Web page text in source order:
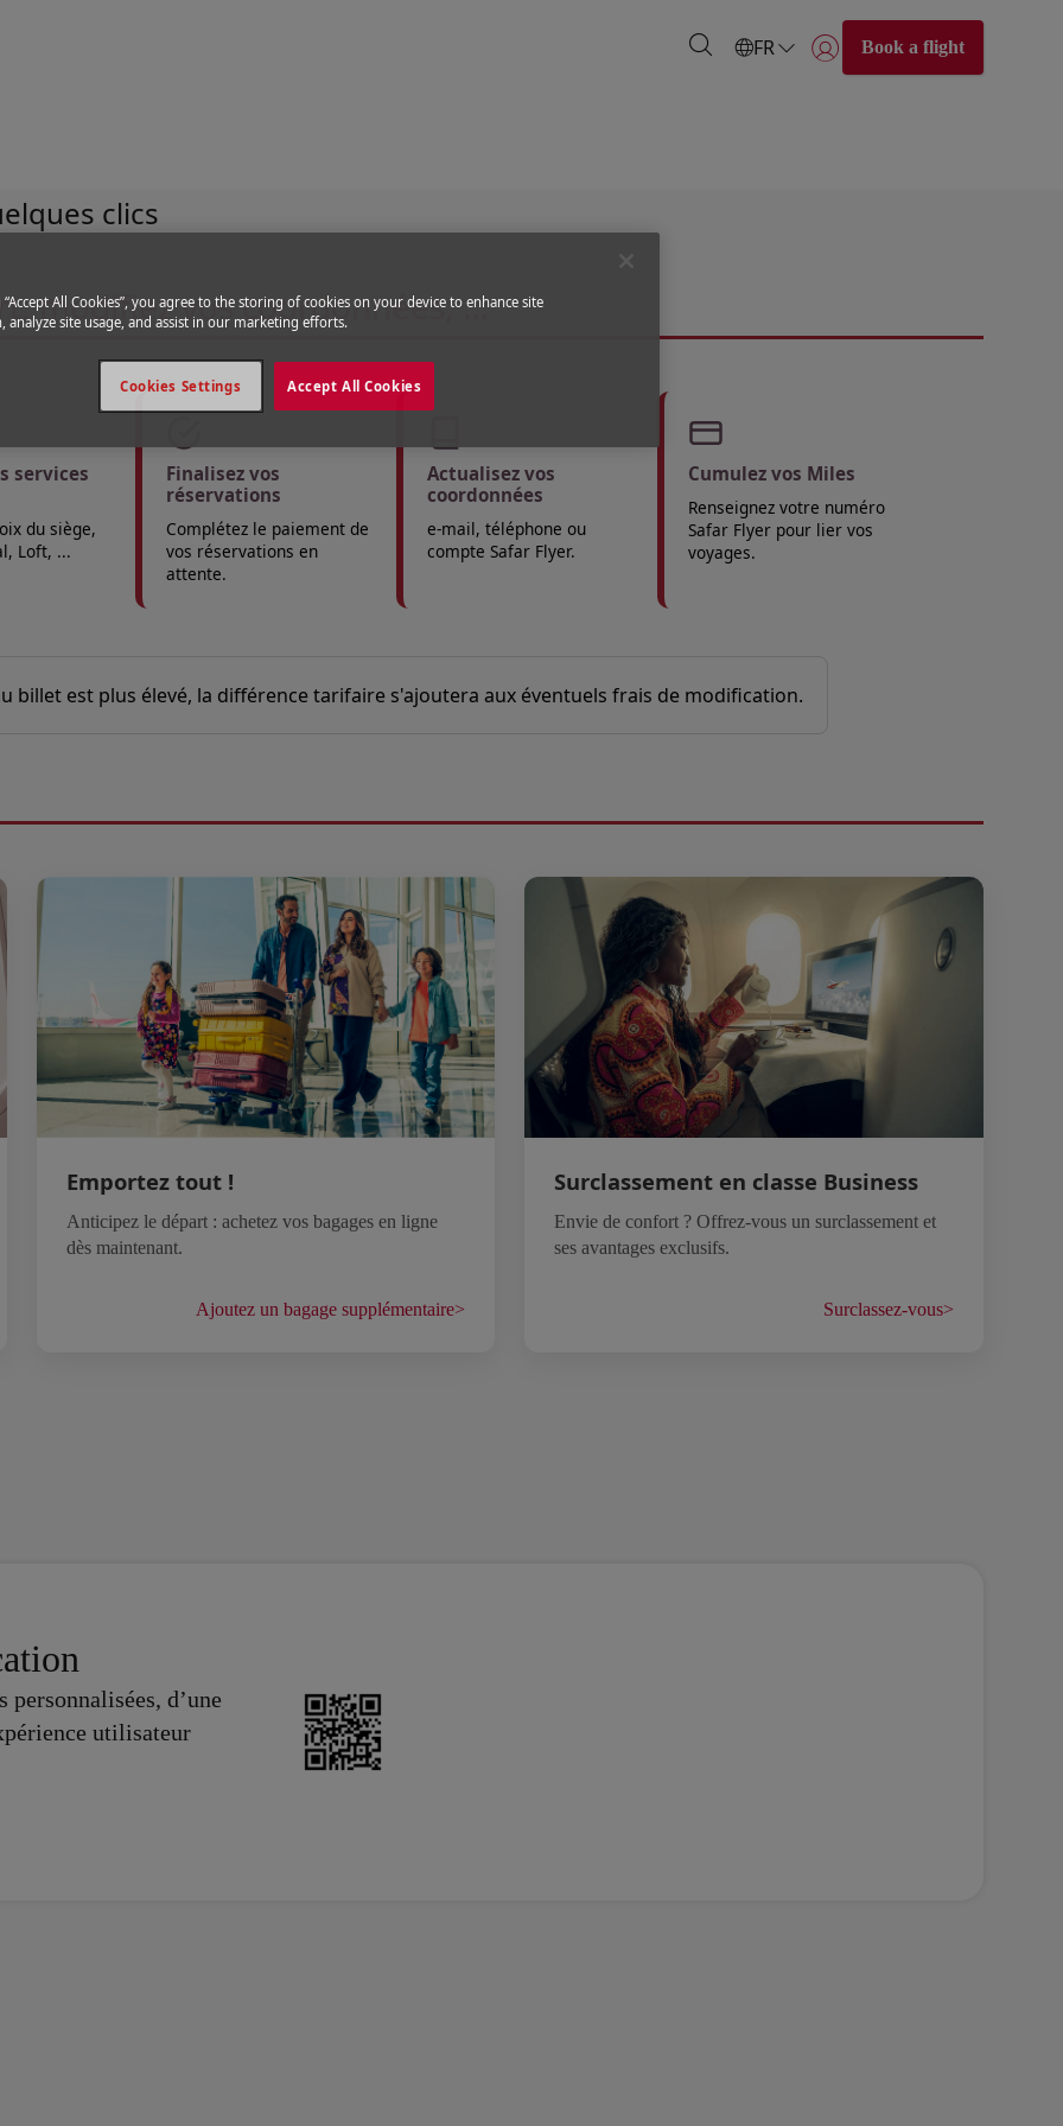
FR Se connecter | S’inscrire)
Book a flight
clics
modifiez vos coordonnées, …
services
du siège,
Loft, ...
Finalisez vos
réservations
Complétez le paiement de
vos réservations en
attente.
Actualisez vos
coordonnées
e-mail, téléphone ou
compte Safar Flyer.
Cumulez vos Miles
Renseignez votre numéro
Safar Flyer pour lier vos
voyages.
billet est plus élevé, la différence tarifaire s'ajoutera aux éventuels frais de modification.
Emportez tout !
Anticipez le départ : achetez vos bagages en ligne
dès maintenant.
Ajoutez un bagage supplémentaire>
Surclassement en classe Business
Envie de confort ? Offrez-vous un surclassement et
ses avantages exclusifs.
Surclassez-vous>
d’une
utilisateur
“Accept All Cookies”, you agree to the storing of cookies on your device to enhance site
analyze site usage, and assist in our marketing efforts.
Accept All Cookies
Cookies Settings